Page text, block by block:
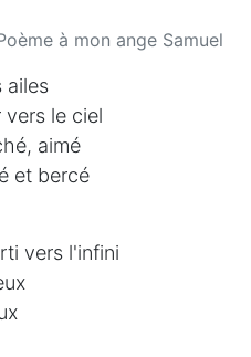
à mon ange Samuel
ailes
vers le ciel
aimé
et bercé
vers l'infini